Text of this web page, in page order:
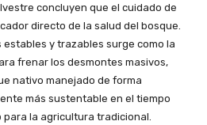
concluyen que el cuidado de
directo de la salud del bosque.
y trazables surge como la
frenar los desmontes masivos,
nativo manejado de forma
más sustentable en el tiempo
la agricultura tradicional.